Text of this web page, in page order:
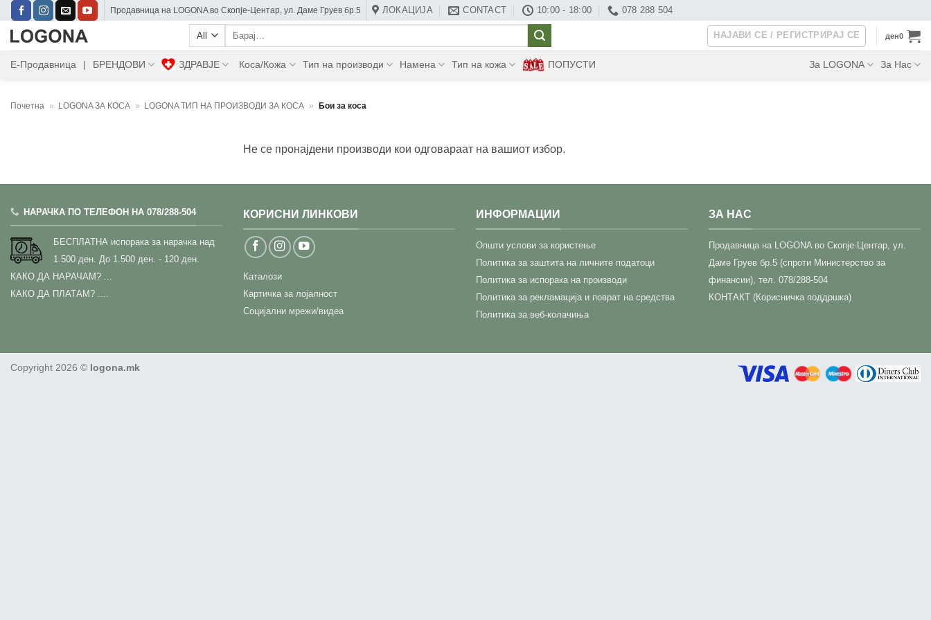
Skip
content
Прoдавница на LOGONA во Скопје-Центар, ул. Даме Груев бр.5 ЛОКАЦИЈА CONTACT 10:00 - 18:00 078 288 504
Барај:
НАЈАВИ СЕ / РЕГИСТРИРАЈ СЕ ден0
Е-Продавница | БРЕНДОВИ ЗДРАВЈЕ Коса/Кожа Тип на производи Намена Тип на кожа ПОПУСТИ За LOGONA За Нас
Почетна » LOGONA ЗА КОСА » LOGONA ТИП НА ПРОИЗВОДИ ЗА КОСА » Бои за коса
Не се пронајдени производи кои одговараат на вашиот избор.
НАРАЧКА ПО ТЕЛЕФОН НА 078/288-504
БЕСПЛАТНА испорака за нарачка над
1.500 ден. До 1.500 ден. - 120 ден.
КАКО ДА НАРАЧАМ?
КАКО ДА ПЛАТАМ? ....
КОРИСНИ ЛИНКОВИ
Каталози
Картичка за лојалност
Социјални мрежи/видеа
ИНФОРМАЦИИ
Општи услови за користење
Политика за заштита на личните податоци
Политика за испорака на производи
Политика за рекламација и поврат на средства
Политика за веб-колачиња
ЗА НАС
Прoдавница на LOGONA во Скопје-Центар, ул.
Даме Груев бр.5 (спроти Министерство за
финансии), тел. 078/288-504
КОНТАКТ (Корисничка поддршка)
Copyright 2026 © logona.mk